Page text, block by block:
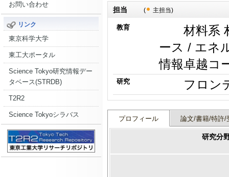
お問い合わせ
リンク
東京科学大学
東工大ポータル
Science Tokyo研究情報デー
タベース(STRDB)
T2R2
Science Tokyoシラバス
( 主担当)
教育
材料系
ース / エネ
情報卓越コ
研究
プロフィール 論文/書籍/特許/
研究分